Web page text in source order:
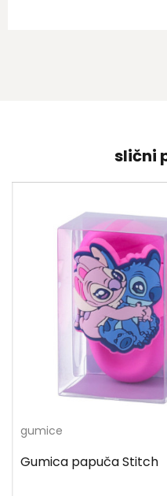
slični
gumice
Gumica papuča Stitch